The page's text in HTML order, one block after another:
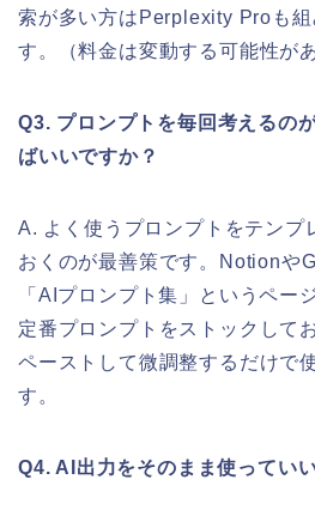
索が多い方はPerplexity Proも
す。（料金は変動する可能性が
Q3. プロンプトを毎回考えるの
ばいいですか？
A. よく使うプロンプトをテンプ
おくのが最善策です。Notionや
「AIプロンプト集」というペー
定番プロンプトをストックして
ペーストして微調整するだけで
す。
Q4. AI出力をそのまま使ってい